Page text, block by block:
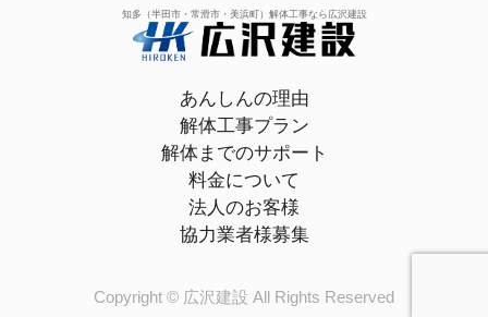
知多（半田市・常滑市・美浜町）解体工事なら広沢建設
あんしんの理由
解体工事プラン
解体までのサポート
料金について
法人のお客様
協力業者様募集
Copyright © 広沢建設 All Rights Reserved